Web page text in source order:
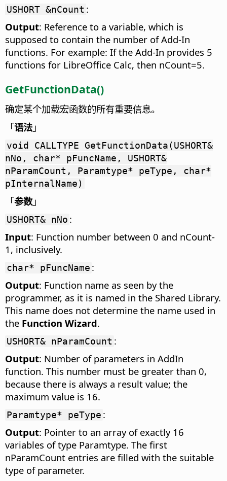
USHORT &nCount :
Output: Reference to a variable, which is
supposed to contain the number of Add-In
functions. For example: If the Add-In provides 5
functions for LibreOffice Calc, then nCount=5.
GetFunctionData()
确定某个加载宏函数的所有重要信息。
「语法 」
void CALLTYPE GetFunctionData(USHORT&
nNo, char* pFuncName, USHORT&
nParamCount, Paramtype* peType, char*
pInternalName)
「参数」
USHORT& nNo :
Input: Function number between 0 and nCount-
1, inclusively.
char* pFuncName :
Output: Function name as seen by the
programmer, as it is named in the Shared Library.
This name does not determine the name used in
the Function Wizard.
USHORT& nParamCount :
Output: Number of parameters in AddIn
function. This number must be greater than 0,
because there is always a result value; the
maximum value is 16.
Paramtype* peType :
Output: Pointer to an array of exactly 16
variables of type Paramtype. The first
nParamCount entries are filled with the suitable
type of parameter.